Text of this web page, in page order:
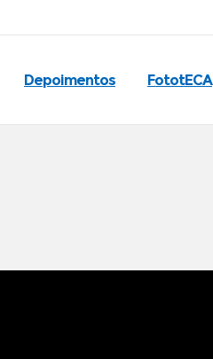
Depoimentos FototECA